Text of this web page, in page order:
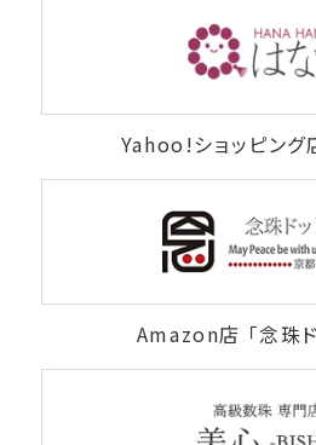
Yahoo!ショッピング
Amazon店 「念珠ド